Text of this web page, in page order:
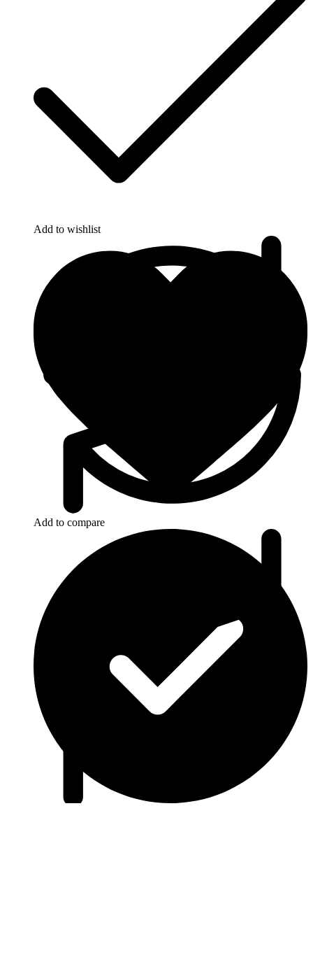
Add to wishlist
Add to compare